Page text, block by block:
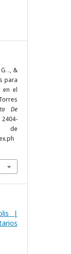
., &
para
en el
De
de
|